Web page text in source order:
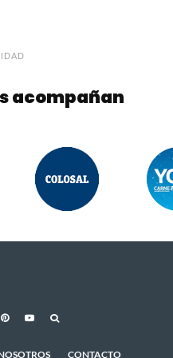
acompañan
CONTACTO